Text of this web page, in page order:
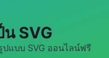
น SVG
ปแบบ SVG ออนไลน์ฟรี